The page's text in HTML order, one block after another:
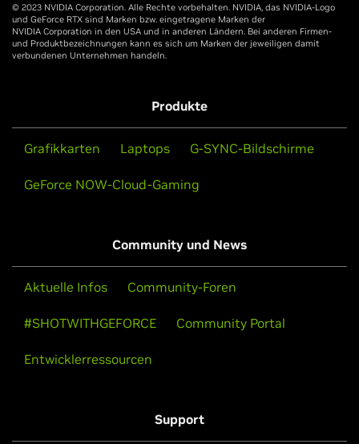
© 2023 NVIDIA Corporation. Alle Rechte vorbehalten. NVIDIA, das NVIDIA-Logo
und GeForce RTX sind Marken bzw. eingetragene Marken der
NVIDIA Corporation in den USA und in anderen Ländern. Bei anderen Firmen-
und Produktbezeichnungen kann es sich um Marken der jeweiligen damit
verbundenen Unternehmen handeln.
Produkte
Grafikkarten Laptops G-SYNC-Bildschirme
GeForce NOW-Cloud-Gaming
Community und News
Aktuelle Infos Community-Foren
#SHOTWITHGEFORCE Community Portal
Entwicklerressourcen
Support